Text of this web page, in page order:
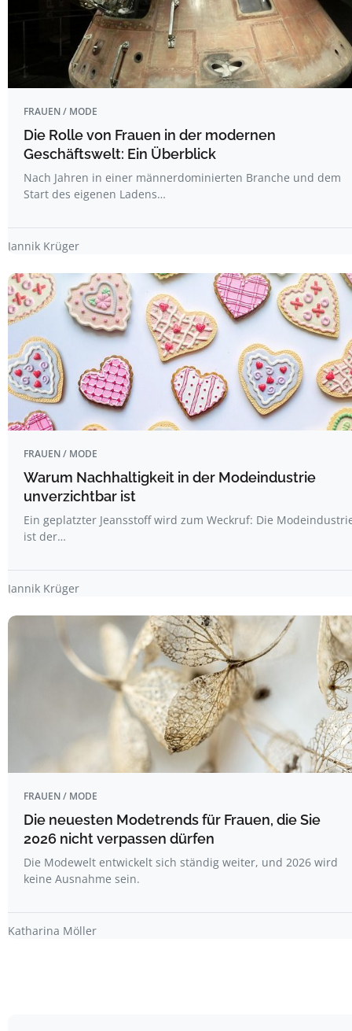
FRAUEN / MODE
Die Rolle von Frauen in der modernen
Geschäftswelt: Ein Überblick
Nach Jahren in einer männerdominierten Branche und dem
Start des eigenen Ladens…
Jannik Krüger
FRAUEN / MODE
Warum Nachhaltigkeit in der Modeindustrie
unverzichtbar ist
Ein geplatzter Jeansstoff wird zum Weckruf: Die
ist der…
Jannik Krüger
FRAUEN / MODE
Die neuesten Modetrends für Frauen, die Sie
2026 nicht verpassen dürfen
Die Modewelt entwickelt sich ständig weiter, und 2026 wird
keine Ausnahme sein.
Katharina Möller